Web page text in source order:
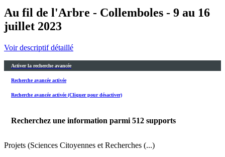
Au fil de l'Arbre - Collemboles - 9 au 16
juillet 2023
Voir descriptif détaillé
Activer la recherche avancée
Recherche avancée activée
Recherche avancée activée (Cliquer pour désactiver)
Recherchez une information parmi 512 supports
Projets (Sciences Citoyennes et Recherches (...)